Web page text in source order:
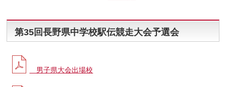
第35回長野県中学校駅伝競走大会予選会
男子県大会出場校